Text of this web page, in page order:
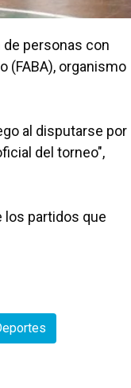
de personas con
(FABA), organismo
al disputarse por
del torneo",
los partidos que